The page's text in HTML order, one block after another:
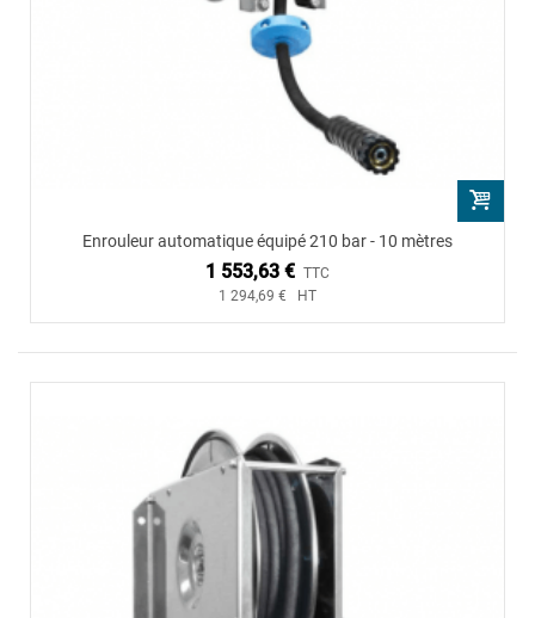
Enrouleur automatique équipé 210 bar - 10 mètres
1 553,63 € TTC
1 294,69 € HT